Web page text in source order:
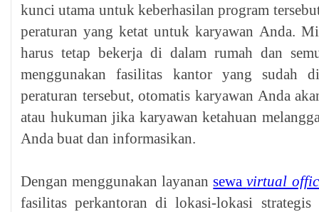
kunci utama untuk keberhasilan program
peraturan yang ketat untuk karyawan Anda.
harus tetap bekerja di dalam rumah dan
menggunakan fasilitas kantor yang sudah
peraturan tersebut, otomatis karyawan Anda
atau hukuman jika karyawan ketahuan
Anda buat dan informasikan.
Dengan menggunakan layanansewavirtual
fasilitas perkantoran di lokasi-lokasi strategis